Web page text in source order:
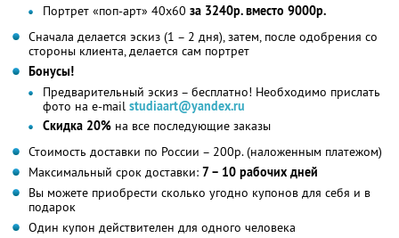
Портрет «поп-арт» 40х60 за 3240р. вместо 9000р.
Сначала делается эскиз (1 – 2 дня), затем, после одобрения со
стороны клиента, делается сам портрет
Бонусы!
Предварительный эскиз – бесплатно! Необходимо прислать
фото на e-mail studiaart@yandex.ru
Скидка 20% на все последующие заказы
Стоимость доставки по России – 200р. (наложенным платежом)
Максимальный срок доставки: 7 – 10 рабочих дней
Вы можете приобрести сколько угодно купонов для себя и в
подарок
Один купон действителен для одного человека